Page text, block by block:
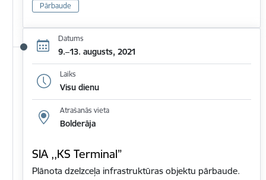
Pārbaude
Datums
9.–13. augusts, 2021
Laiks
Visu dienu
Atrašanās vieta
Bolderāja
SIA ,,KS Terminal”
Plānota dzelzceļa infrastruktūras objektu pārbaude.